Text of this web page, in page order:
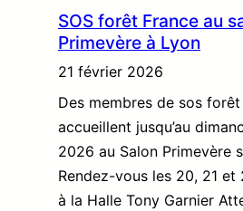
SOS forêt France au
Primevère à Lyon
21 février 2026
Des membres de sos
accueillent jusqu’au
2026 au Salon Primevère
Rendez-vous les 20, 21
à la Halle Tony Garnier